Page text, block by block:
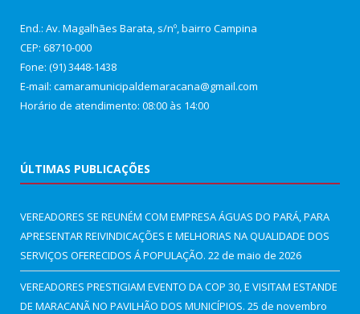
End.: Av. Magalhães Barata, s/nº, bairro Campina
CEP: 68710-000
Fone: (91) 3448-1438
E-mail: camaramunicipaldemaracana@gmail.com
Horário de atendimento: 08:00 às 14:00
ÚLTIMAS PUBLICAÇÕES
VEREADORES SE REUNÉM COM EMPRESA ÁGUAS DO PARÁ, PARA
APRESENTAR REIVINDICAÇÕES E MELHORIAS NA QUALIDADE DOS
SERVIÇOS OFERECIDOS Á POPULAÇÃO. 22 de maio de 2026
VEREADORES PRESTIGIAM EVENTO DA COP 30, E VISITAM ESTANDE
DE MARACANÃ NO PAVILHÃO DOS MUNICÍPIOS. 25 de novembro